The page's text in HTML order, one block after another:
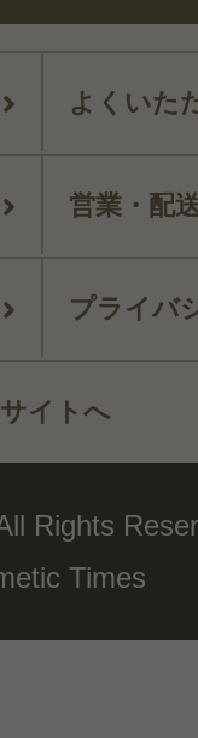
よくいた
営業・配
プライバ
イトへ
Rights
Times